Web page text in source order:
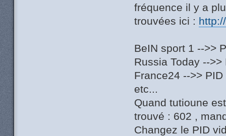
fréquence il y a
trouvées ici :
BeIN sport 1 -->>
Russia Today --
France24 -->>
etc...
Quand tutioune
trouvé : 602 ,
Changez le PID